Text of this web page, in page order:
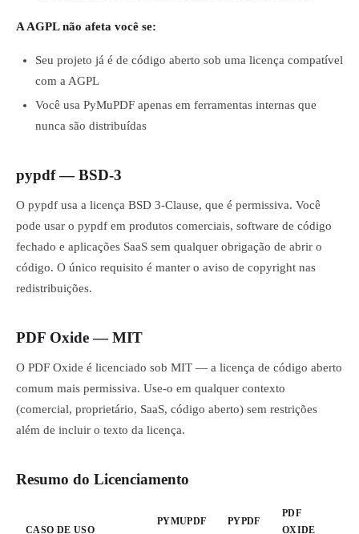
A AGPL não afeta você se:
Seu projeto já é de código aberto sob uma licença compatível
com a AGPL
Você usa PyMuPDF apenas em ferramentas internas que
nunca são distribuídas
pypdf — BSD-3
O pypdf usa a licença BSD 3-Clause, que é permissiva. Você
pode usar o pypdf em produtos comerciais, software de código
fechado e aplicações SaaS sem qualquer obrigação de abrir o
código. O único requisito é manter o aviso de copyright nas
redistribuições.
PDF Oxide — MIT
O PDF Oxide é licenciado sob MIT — a licença de código aberto
comum mais permissiva. Use-o em qualquer contexto
(comercial, proprietário, SaaS, código aberto) sem restrições
além de incluir o texto da licença.
Resumo do Licenciamento
CASO DE USO
PYMUPDF
PYPDF
PDF
OXIDE